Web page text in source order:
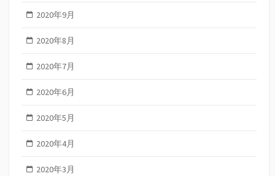
2020年9月
2020年8月
2020年7月
2020年6月
2020年5月
2020年4月
2020年3月